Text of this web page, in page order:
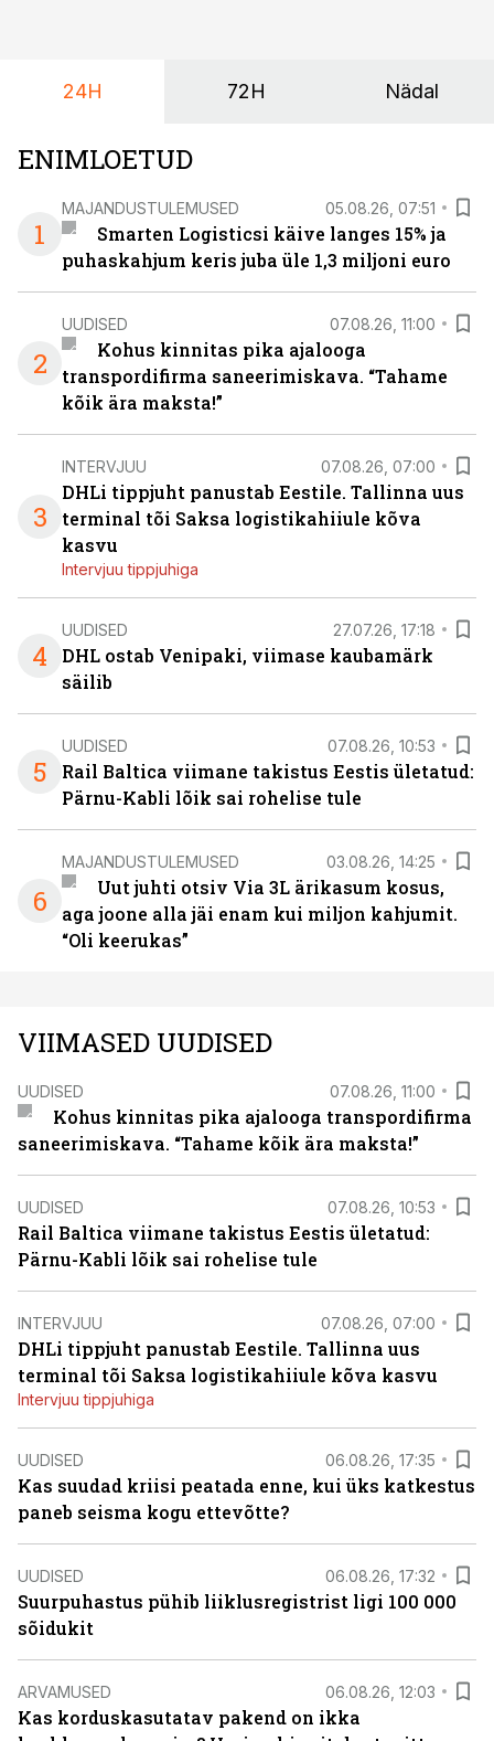
24H 72H Nädal
ENIMLOETUD
1
MAJANDUSTULEMUSED 05.08.26, 07:51
Smarten Logisticsi käive langes 15% ja
puhaskahjum keris juba üle 1,3 miljoni euro
2
UUDISED 07.08.26, 11:00
Kohus kinnitas pika ajalooga
transpordifirma saneerimiskava. “Tahame
kõik ära maksta!”
3
INTERVJUU 07.08.26, 07:00
DHLi tippjuht panustab Eestile. Tallinna uus
terminal tõi Saksa logistikahiiule kõva
kasvu
Intervjuu tippjuhiga
4
UUDISED 27.07.26, 17:18
DHL ostab Venipaki, viimase kaubamärk
säilib
5
UUDISED 07.08.26, 10:53
Rail Baltica viimane takistus Eestis ületatud:
Pärnu-Kabli lõik sai rohelise tule
6
MAJANDUSTULEMUSED 03.08.26, 14:25
Uut juhti otsiv Via 3L ärikasum kosus,
aga joone alla jäi enam kui miljon kahjumit.
“Oli keerukas”
VIIMASED UUDISED
UUDISED 07.08.26, 11:00
Kohus kinnitas pika ajalooga transpordifirma
saneerimiskava. “Tahame kõik ära maksta!”
UUDISED 07.08.26, 10:53
Rail Baltica viimane takistus Eestis ületatud:
Pärnu-Kabli lõik sai rohelise tule
INTERVJUU 07.08.26, 07:00
DHLi tippjuht panustab Eestile. Tallinna uus
terminal tõi Saksa logistikahiiule kõva kasvu
Intervjuu tippjuhiga
UUDISED 06.08.26, 17:35
Kas suudad kriisi peatada enne, kui üks katkestus
paneb seisma kogu ettevõtte?
UUDISED 06.08.26, 17:32
Suurpuhastus pühib liiklusregistrist ligi 100 000
sõidukit
ARVAMUSED 06.08.26, 12:03
Kas korduskasutatav pakend on ikka